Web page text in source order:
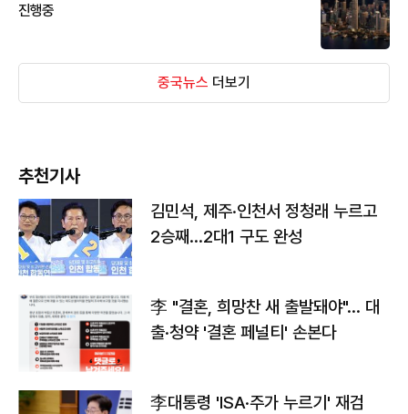
진행중
중국뉴스 더보기
추천기사
김민석, 제주·인천서 정청래 누르고
2승째…2대1 구도 완성
李 "결혼, 희망찬 새 출발돼야"… 대
출·청약 '결혼 페널티' 손본다
李대통령 'ISA·주가 누르기' 재검